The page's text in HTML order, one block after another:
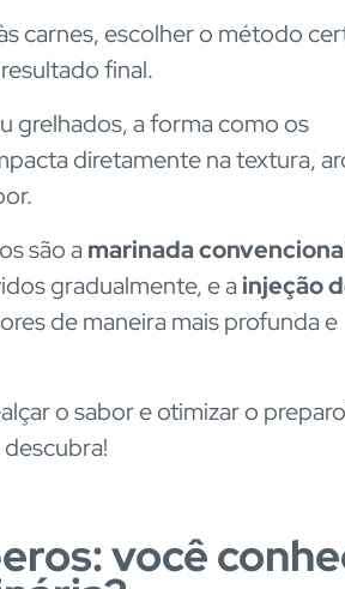
carnes, escolher o método
final.
grelhados, a forma como os
diretamente na textura,
são a marinada
gradualmente, e a injeção
de maneira mais profunda e
o sabor e otimizar o
você